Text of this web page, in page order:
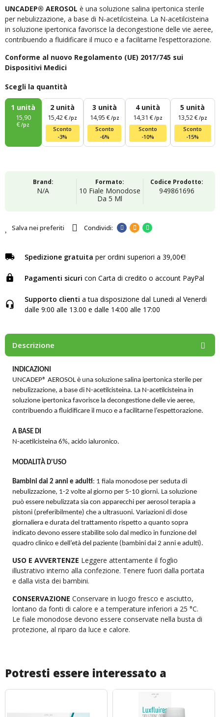
UNCADEP® AEROSOL è una soluzione salina ipertonica sterile
per nebulizzazione, a base di N-acetilcisteina. La N-acetilcisteina
in soluzione ipertonica favorisce la decongestione delle vie aeree,
contribuendo a fluidificare il muco e a facilitarne l’espettorazione.
Conforme al nuovo Regolamento (UE) 2017/745 sui
Dispositivi Medici
Scegli la quantità
1 unità
15,90
€/pz
2 unità
15,42 €/pz
Sconto
-3%
3 unità
14,95 €/pz
Sconto
-6%
4 unità
14,31 €/pz
Sconto
-10%
5 unità
13,52 €/pz
Sconto
-15%
Brand:
N/A
Formato:
10 Fiale Monodose
Da 5 Ml
Codice Prodotto:
949861696
Salva nei preferiti
Spedizione gratuita per ordini superiori a 39,00€!
Pagamenti sicuri con Carta di credito o account PayPal
Supporto clienti a tua disposizione dal Lunedi al Venerdi
dalle 9:00 alle 13.00 e dalle 14:00 alle 17:00
Descrizione
INDICAZIONI
UNCADEP® AEROSOL è una soluzione salina ipertonica sterile per
nebulizzazione, a base di N-acetilcisteina. La N-acetilcisteina in
soluzione ipertonica favorisce la decongestione delle vie aeree,
contribuendo a fluidificare il muco e a facilitarne l’espettorazione.
A BASE DI
N-acetilcisteina 6%, acido ialuronico.
MODALITÀ D'USO
Bambini dai 2 anni e adulti: 1 fiala monodose per seduta di
nebulizzazione, 1-2 volte al giorno per 5-10 giorni. La soluzione
può essere nebulizzata sia con apparecchi per aerosol terapia a
pistoni (preferibilmente) che a ultrasuoni. Variazioni di dose
giornaliera e durata del trattamento rispetto a quanto sopra
indicato devono essere stabilite solo dal medico in funzione del
quadro clinico e dell’età del paziente (bambini dai 2 anni e adulti).
USO E AVVERTENZE Leggere attentamente il foglio
illustrativo interno alla confezione. Tenere fuori dalla portata
e dalla vista dei bambini.
CONSERVAZIONE Conservare in luogo fresco e asciutto,
lontano da fonti di calore e a temperature inferiori a 25 °C.
Le fiale monodose devono essere conservate nella busta di
protezione, al riparo da luce e calore.
Potresti essere interessato a